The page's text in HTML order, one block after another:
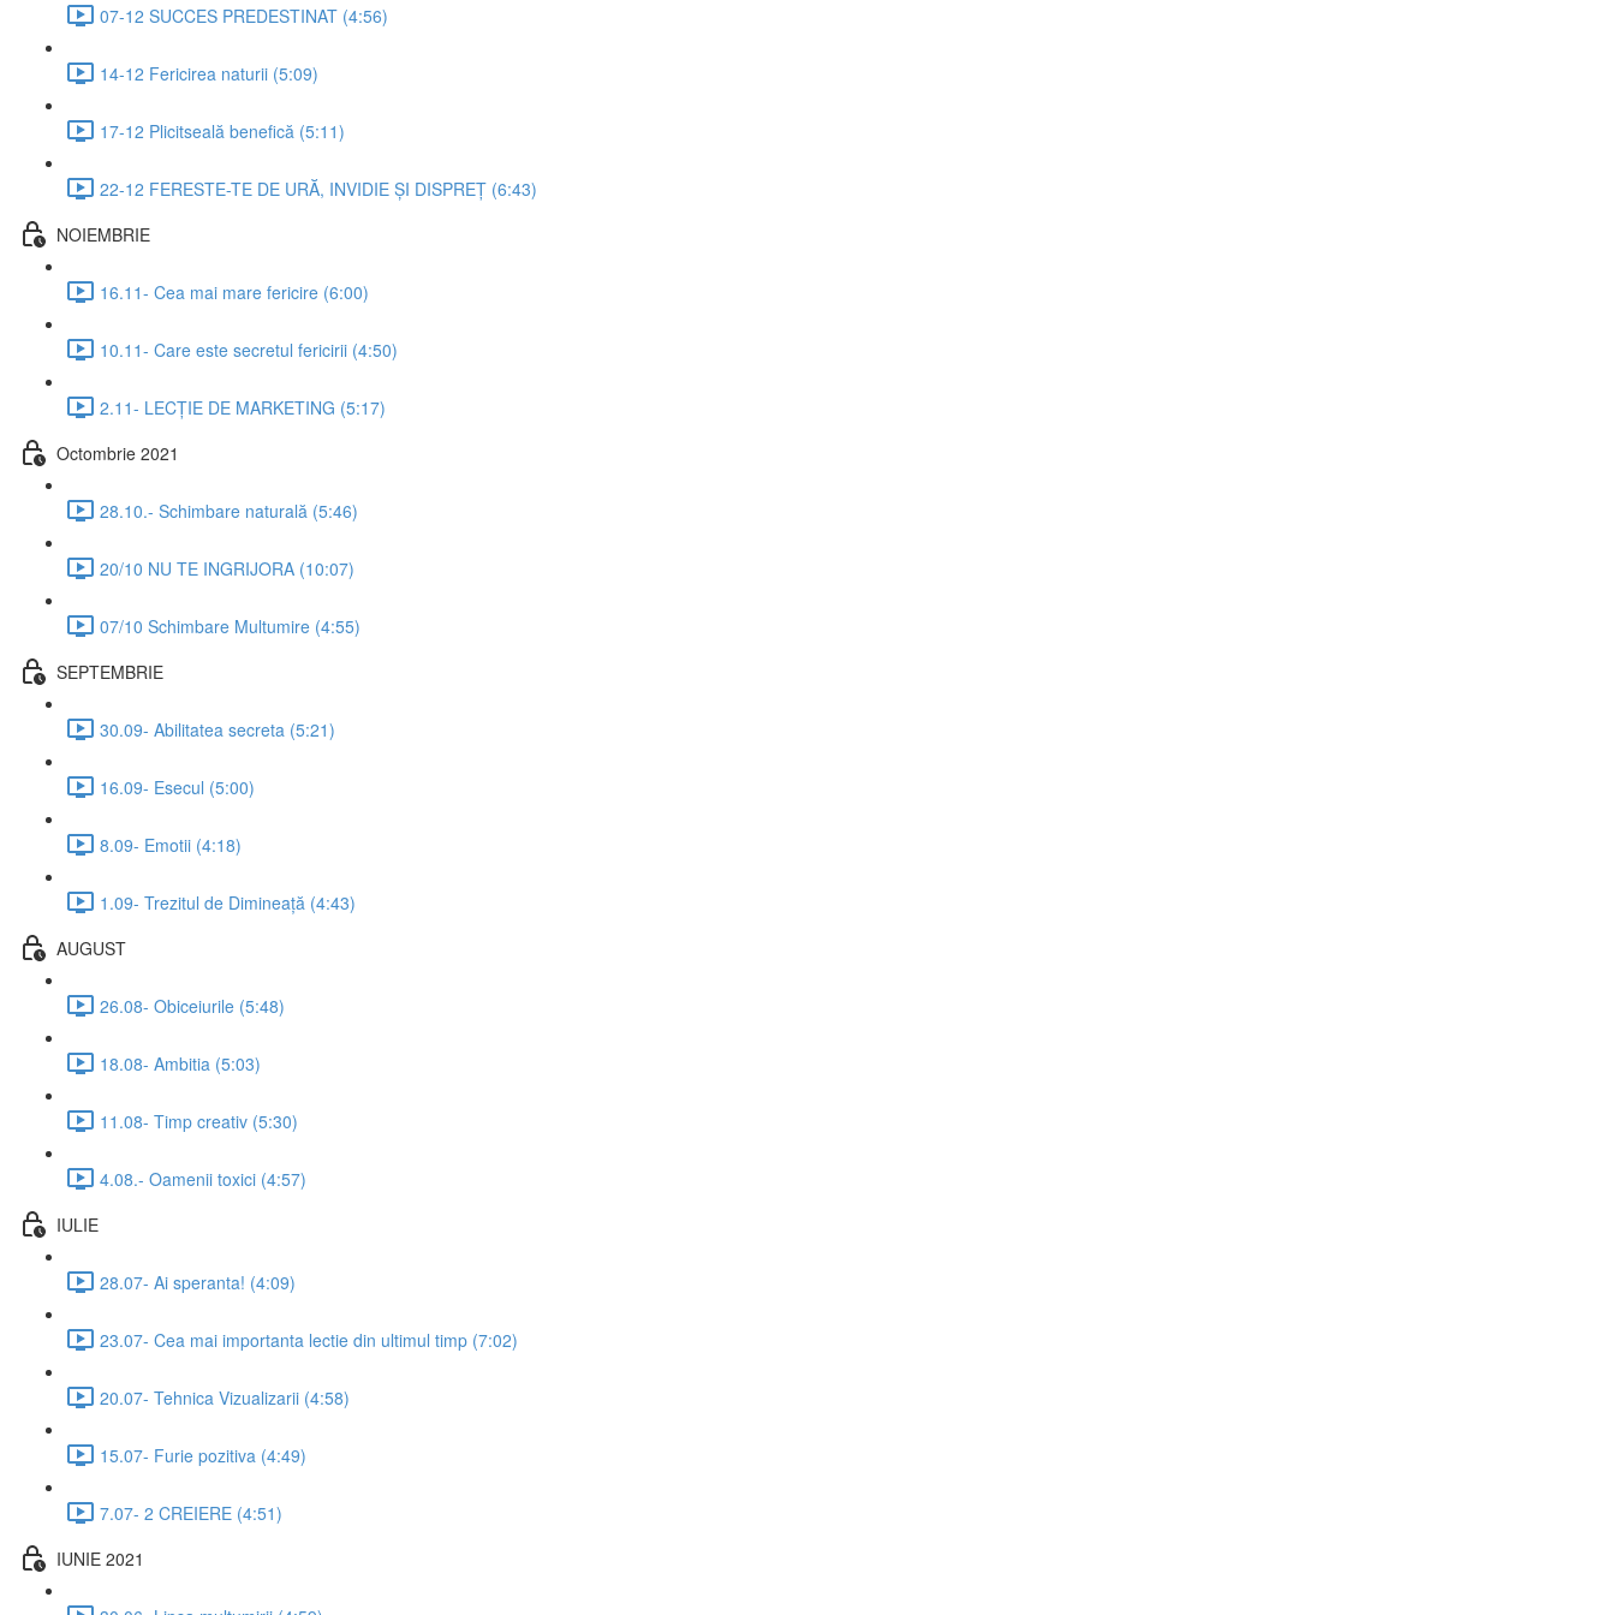
07-12 SUCCES PREDESTINAT (4:56)
14-12 Fericirea naturii (5:09)
17-12 Plicitseală benefică (5:11)
22-12 FERESTE-TE DE URĂ, INVIDIE ȘI DISPREȚ (6:43)
NOIEMBRIE
16.11- Cea mai mare fericire (6:00)
10.11- Care este secretul fericirii (4:50)
2.11- LECȚIE DE MARKETING (5:17)
Octombrie 2021
28.10.- Schimbare naturală (5:46)
20/10 NU TE INGRIJORA (10:07)
07/10 Schimbare Multumire (4:55)
SEPTEMBRIE
30.09- Abilitatea secreta (5:21)
16.09- Esecul (5:00)
8.09- Emotii (4:18)
1.09- Trezitul de Dimineață (4:43)
AUGUST
26.08- Obiceiurile (5:48)
18.08- Ambitia (5:03)
11.08- Timp creativ (5:30)
4.08.- Oamenii toxici (4:57)
IULIE
28.07- Ai speranta! (4:09)
23.07- Cea mai importanta lectie din ultimul timp (7:02)
20.07- Tehnica Vizualizarii (4:58)
15.07- Furie pozitiva (4:49)
7.07- 2 CREIERE (4:51)
IUNIE 2021